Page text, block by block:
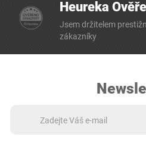
Heureka
Jsem držitelem
zákazníky